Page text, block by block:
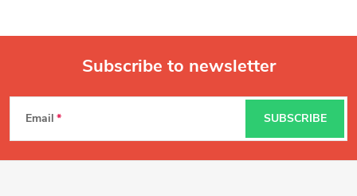
F
o
Subscribe to newsletter
Email SUBSCRIBE